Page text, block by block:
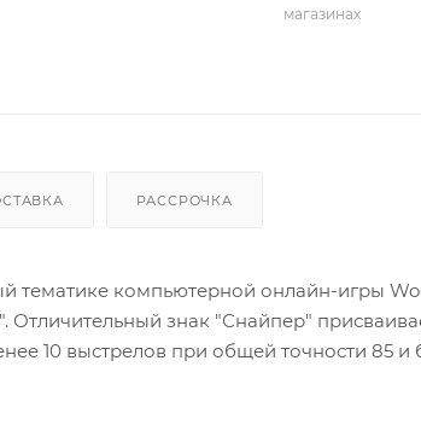
магазинах
РАССРОЧКА
тематике компьютерной онлайн-игры
знак "Снайпер"
10 выстрелов при общей точности 85 и